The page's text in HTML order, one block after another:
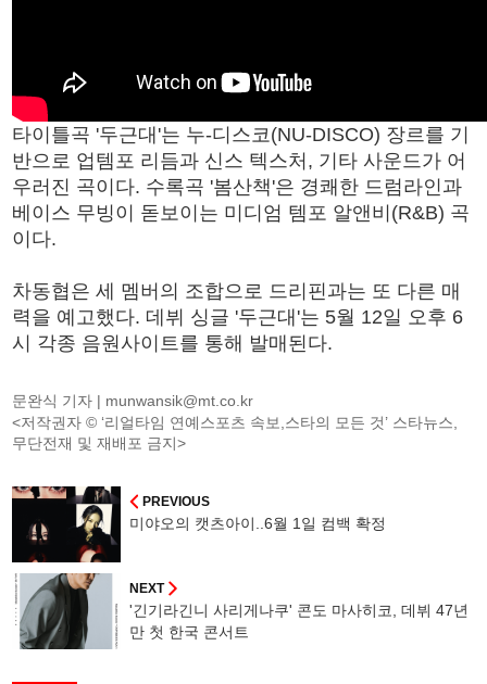
타이틀곡 '두근대'는 누-디스코(NU-DISCO) 장르를 기
반으로 업템포 리듬과 신스 텍스처, 기타 사운드가 어
우러진 곡이다. 수록곡 '봄산책'은 경쾌한 드럼라인과
베이스 무빙이 돋보이는 미디엄 템포 알앤비(R&B) 곡
이다.
차동협은 세 멤버의 조합으로 드리핀과는 또 다른 매
력을 예고했다. 데뷔 싱글 '두근대'는 5월 12일 오후 6
시 각종 음원사이트를 통해 발매된다.
문완식 기자 | munwansik@mt.co.kr
<저작권자 © ‘리얼타임 연예스포츠 속보,스타의 모든 것’ 스타뉴스,
무단전재 및 재배포 금지>
PREVIOUS
미야오의 캣츠아이..6월 1일 컴백 확정
NEXT
'긴기라긴니 사리게나쿠' 콘도 마사히코, 데뷔 47년
만 첫 한국 콘서트